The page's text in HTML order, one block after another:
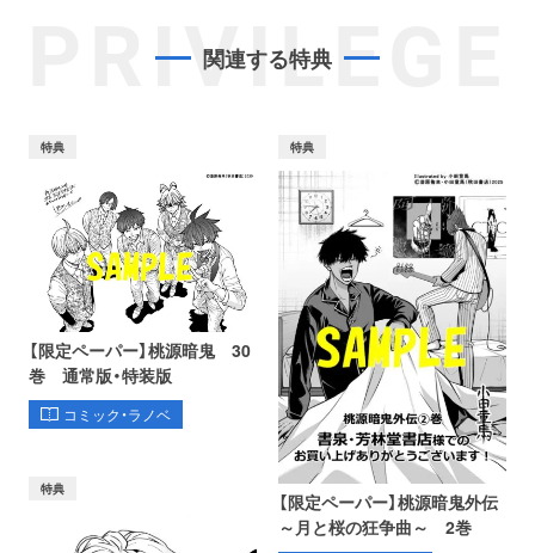
PRIVILEGE
関連する特典
特典
【限定ペーパー】桃源暗鬼 30
巻 通常版・特装版
コミック・ラノベ
特典
【限定ペーパー】桃源暗鬼外伝
～月と桜の狂争曲～ 2巻
特典